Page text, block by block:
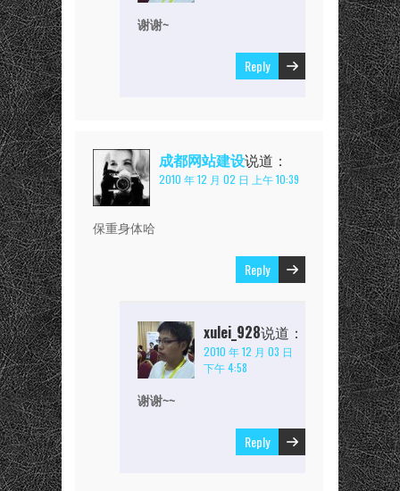
谢谢~
Reply
成都网站建设说道：
2010 年 12 月 02 日 上午 10:39
保重身体哈
Reply
xulei_928说道：
2010 年 12 月 03 日
下午 4:58
谢谢~~
Reply